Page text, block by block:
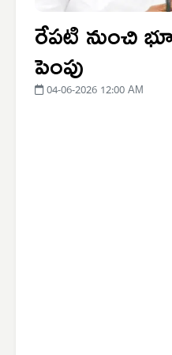
రేపటి నుంచి
పెంపు
04-06-2026 12:00 AM